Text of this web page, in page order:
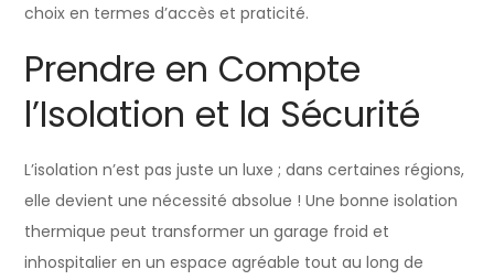
choix en termes d’accès et praticité.
Prendre en Compte
l’Isolation et la Sécurité
L’isolation n’est pas juste un luxe ; dans certaines régions,
elle devient une nécessité absolue ! Une bonne isolation
thermique peut transformer un garage froid et
inhospitalier en un espace agréable tout au long de